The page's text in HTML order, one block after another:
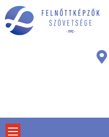
Skip
to
content